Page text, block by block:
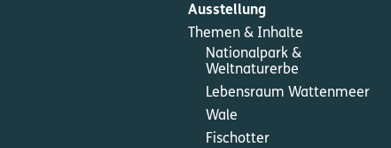
Ausstellung
Themen & Inhalte
Nationalpark &
Weltnaturerbe
Lebensraum Wattenmeer
Wale
Fischotter